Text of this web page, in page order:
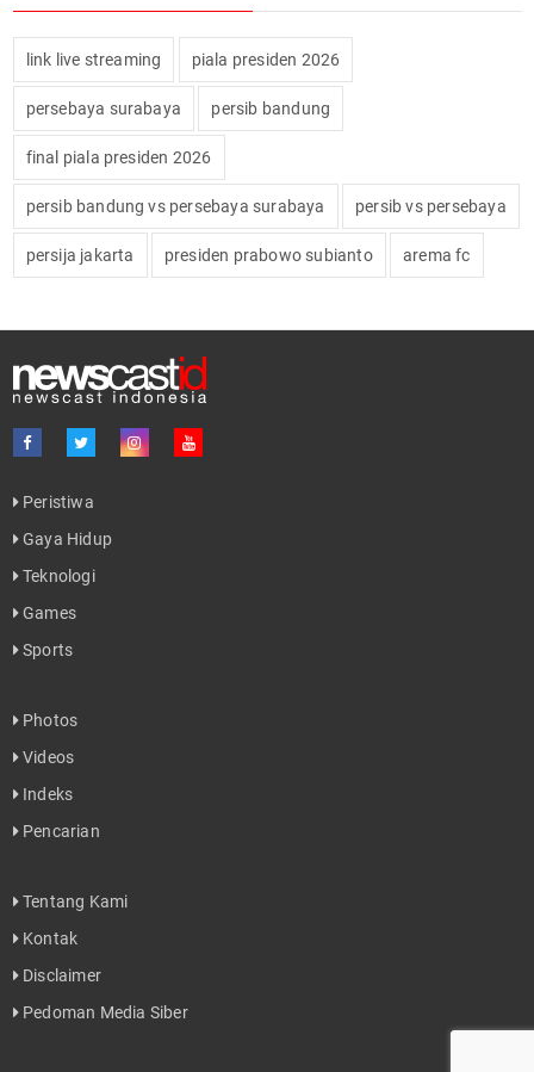
link live streaming piala presiden 2026
persebaya surabaya persib bandung
final piala presiden 2026
persib bandung vs persebaya surabaya persib vs persebaya
persija jakarta presiden prabowo subianto arema fc
Peristiwa
Gaya Hidup
Teknologi
Games
Sports
Photos
Videos
Indeks
Pencarian
Tentang Kami
Kontak
Disclaimer
Pedoman Media Siber